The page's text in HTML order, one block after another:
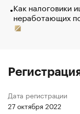
Как налоговики
неработающих
Дата регистрации
27 октября 2022